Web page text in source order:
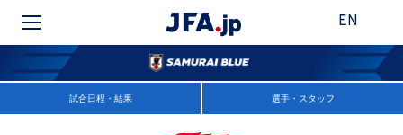
EN
試合日程・結果 選手・スタッフ